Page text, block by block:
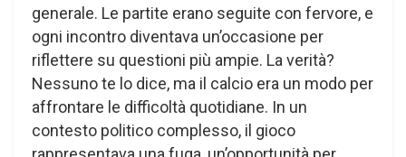
generale. Le partite erano seguite con fervore, e
ogni incontro diventava un’occasione per
riflettere su questioni più ampie. La verità?
Nessuno te lo dice, ma il calcio era un modo per
affrontare le difficoltà quotidiane. In un
contesto politico complesso, il gioco